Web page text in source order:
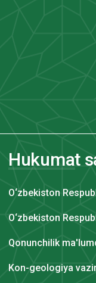
Hukumat
O‘zbekiston
O‘zbekiston
Qonunchilik
Kon-geologiya